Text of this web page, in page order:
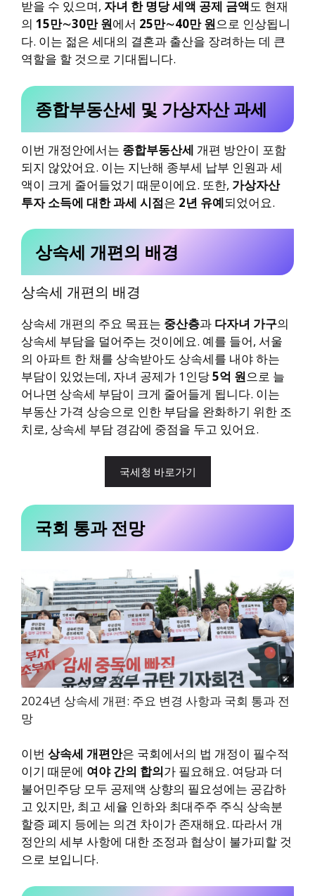
받을 수 있으며, 자녀 한 명당 세액 공제 금액도 현재
의 15만∼30만 원에서 25만∼40만 원으로 인상됩니
다. 이는 젊은 세대의 결혼과 출산을 장려하는 데 큰
역할을 할 것으로 기대됩니다.
종합부동산세 및 가상자산 과세
이번 개정안에서는 종합부동산세 개편 방안이 포함
되지 않았어요. 이는 지난해 종부세 납부 인원과 세
액이 크게 줄어들었기 때문이에요. 또한, 가상자산
투자 소득에 대한 과세 시점은 2년 유예되었어요.
상속세 개편의 배경
상속세 개편의 배경
상속세 개편의 주요 목표는 중산층과 다자녀 가구의
상속세 부담을 덜어주는 것이에요. 예를 들어, 서울
의 아파트 한 채를 상속받아도 상속세를 내야 하는
부담이 있었는데, 자녀 공제가 1인당5억 원으로 늘
어나면 상속세 부담이 크게 줄어들게 됩니다. 이는
부동산 가격 상승으로 인한 부담을 완화하기 위한 조
치로, 상속세 부담 경감에 중점을 두고 있어요.
국세청 바로가기
국회 통과 전망
2024년 상속세 개편: 주요 변경 사항과 국회 통과 전
망
이번 상속세 개편안은 국회에서의 법 개정이 필수적
이기 때문에 여야 간의 합의가 필요해요. 여당과 더
불어민주당 모두 공제액 상향의 필요성에는 공감하
고 있지만, 최고 세율 인하와 최대주주 주식 상속분
할증 폐지 등에는 의견 차이가 존재해요. 따라서 개
정안의 세부 사항에 대한 조정과 협상이 불가피할 것
으로 보입니다.